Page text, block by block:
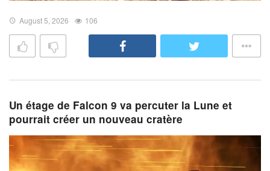
August 5, 2026 106
Un étage de Falcon 9 va percuter la Lune et
pourrait créer un nouveau cratère